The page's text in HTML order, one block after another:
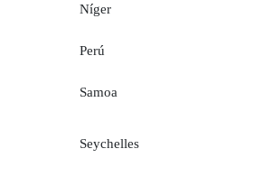
Níger
Perú
Samoa
Seychelles